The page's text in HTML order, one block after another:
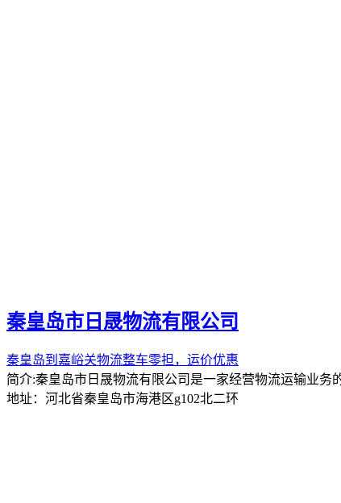
秦皇岛市日晟物流有限公司
秦皇岛到嘉峪关物流整车零担，运价优惠
简介:秦皇岛市日晟物流有限公司是一家经营物流运输业务
地址：河北省秦皇岛市海港区g102北二环